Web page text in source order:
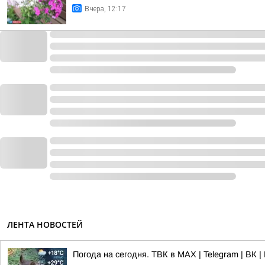
Вчера, 12:17
ЛЕНТА НОВОСТЕЙ
Погода на сегодня. ТВК в MAX | Telegram | ВК |